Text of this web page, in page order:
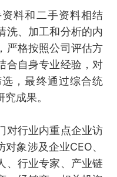
料和二手资料相结
洗、加工和分析的内
严格按照公司评估方
合自身专业经验，对
，最终通过综合统
成果。
对行业内重点企业访
象涉及企业CEO、
、行业专家、产业链